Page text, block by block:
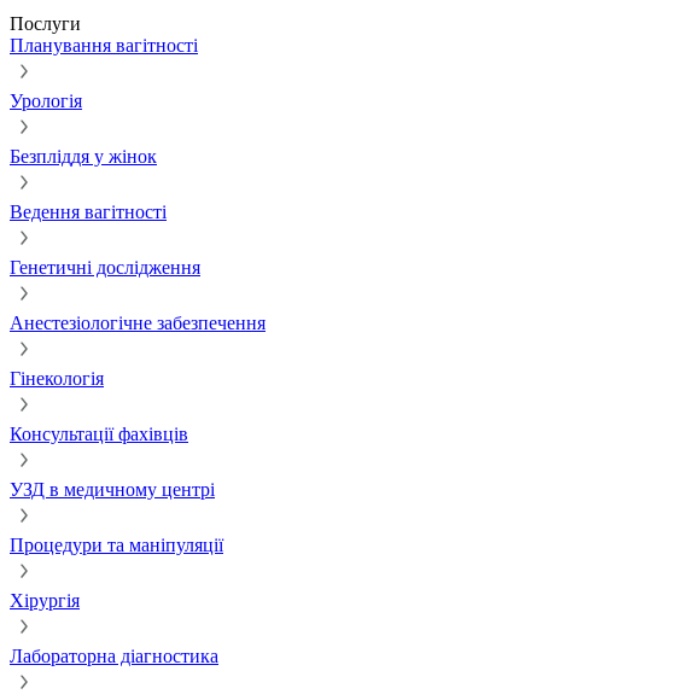
Послуги
Планування вагітності
Урологія
Безпліддя у жінок
Ведення вагітності
Генетичні дослідження
Анестезіологічне забезпечення
Гінекологія
Консультації фахівців
УЗД в медичному центрі
Процедури та маніпуляції
Хірургія
Лабораторна діагностика